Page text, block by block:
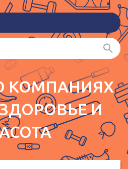
КОМПАНИЯХ
И